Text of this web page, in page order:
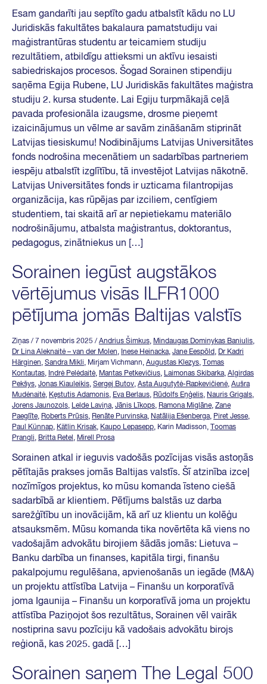
Esam gandarīti jau septīto gadu atbalstīt kādu no LU
Juridiskās fakultātes bakalaura pamatstudiju vai
maģistrantūras studentu ar teicamiem studiju
rezultātiem, atbildīgu attieksmi un aktīvu iesaisti
sabiedriskajos procesos. Šogad Sorainen stipendiju
saņēma Egija Rubene, LU Juridiskās fakultātes maģistra
studiju 2. kursa studente. Lai Egiju turpmākajā ceļā
pavada profesionāla izaugsme, drosme pieņemt
izaicinājumus un vēlme ar savām zināšanām stiprināt
Latvijas tiesiskumu! Nodibinājums Latvijas Universitātes
fonds nodrošina mecenātiem un sadarbības partneriem
iespēju atbalstīt izglītību, tā investējot Latvijas nākotnē.
Latvijas Universitātes fonds ir uzticama filantropijas
organizācija, kas rūpējas par izciliem, centīgiem
studentiem, tai skaitā arī ar nepietiekamu materiālo
nodrošinājumu, atbalsta maģistrantus, doktorantus,
pedagogus, zinātniekus un […]
Sorainen iegūst augstākos
vērtējumus visās ILFR1000
pētījuma jomās Baltijas valstīs
Ziņas / 7 novembris 2025 / Andrius Šimkus, Mindaugas Dominykas Baniulis,
Dr Lina Aleknaitė – van der Molen, Inese Heinacka, Jane Eespõld, Dr Kadri
Härginen, Sandra Mikli, Mirjam Vichmann, Augustas Klezys,
Tomas
Kontautas, Indrė Pelėdaitė, Mantas Petkevičius, Laimonas Skibarka, Algirdas
Pekšys, Jonas Kiauleikis, Sergej Butov, Asta Augutytė-Rapkevičienė, Aušra
Mudėnaitė, Kęstutis Adamonis, Eva Berlaus, Rūdolfs Eņģelis, Nauris Grigals,
Jorens Jaunozols, Lelde Laviņa, Jānis Līkops, Ramona Miglāne, Zane
Paeglīte, Roberts Prūsis, Renāte Purvinska, Natālija Ešenberga, Piret Jesse,
Paul Künnap, Kätlin Krisak, Kaupo Lepasepp, Karin Madisson,
Toomas
Prangli, Britta Retel , Mirell Prosa
Sorainen atkal ir ieguvis vadošās pozīcijas visās astoņās
pētītajās prakses jomās Baltijas valstīs. Šī atzinība izceļ
nozīmīgos projektus, ko mūsu komanda īsteno ciešā
sadarbībā ar klientiem. Pētījums balstās uz darba
sarežģītību un inovācijām, kā arī uz klientu un kolēģu
atsauksmēm. Mūsu komanda tika novērtēta kā viens no
vadošajām advokātu birojiem šādās jomās: Lietuva –
Banku darbība un finanses, kapitāla tirgi, finanšu
pakalpojumu regulēšana, apvienošanās un iegāde (M&A)
un projektu attīstība Latvija – Finanšu un korporatīvā
joma Igaunija – Finanšu un korporatīvā joma un projektu
attīstība Paziņojot šos rezultātus, Sorainen vēl vairāk
nostiprina savu pozīciju kā vadošais advokātu birojs
reģionā, kas 2025. gadā […]
Sorainen saņem The Legal 500